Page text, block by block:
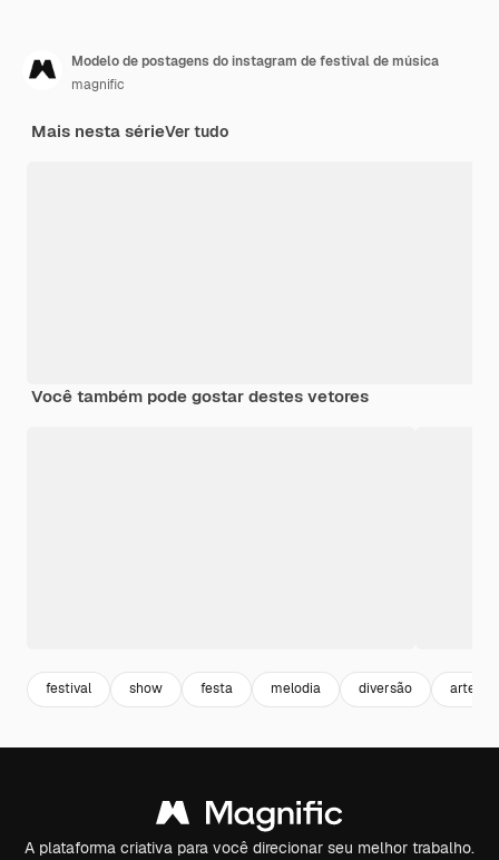
Modelo de postagens do instagram de festival de música
magnific
Mais nesta sérieVer tudo
Você também pode gostar destes vetores
festival show festa melodia diversão arte
A plataforma criativa para você direcionar seu melhor trabalho.